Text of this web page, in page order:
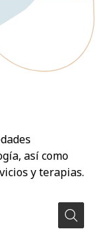
así como
y terapias.